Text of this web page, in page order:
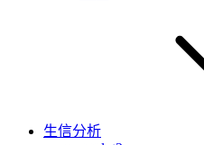
生信分析